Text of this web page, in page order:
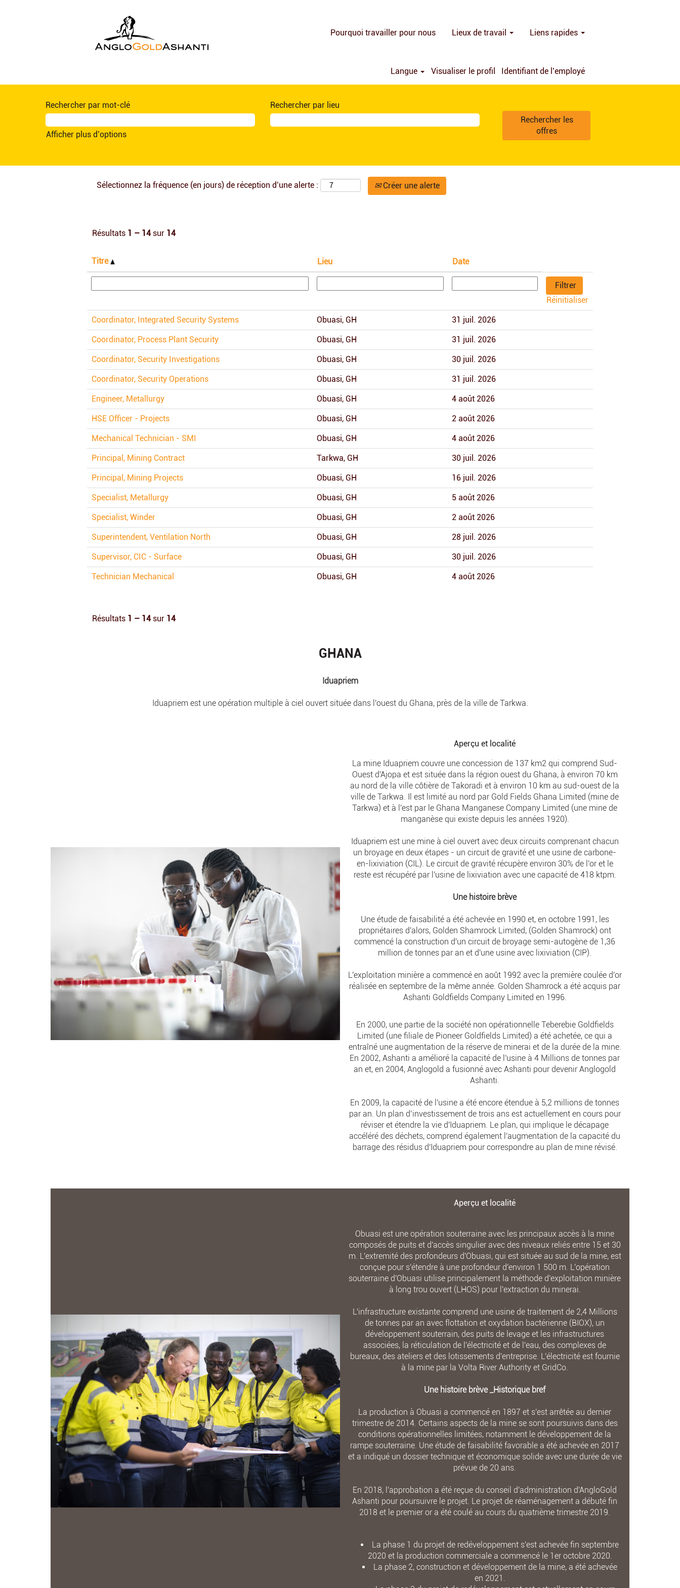
Pourquoi travailler pour nous Lieux de travail Liens rapides
Langue Visualiser le profil Identifiant de l’employé
Rechercher par mot-clé Rechercher par lieu
Afficher plus d’options
Sélectionnez la fréquence (en jours) de réception d’une alerte : Créer une alerte
Résultats 1 – 14sur 14
Titre Lieu Date
Réinitialiser
Coordinator, Integrated Security Systems Obuasi, GH 31 juil. 2026
Coordinator, Process Plant Security Obuasi, GH 31 juil. 2026
Coordinator, Security Investigations Obuasi, GH 30 juil. 2026
Coordinator, Security Operations Obuasi, GH 31 juil. 2026
Engineer, Metallurgy Obuasi, GH 4 août 2026
HSE Officer - Projects Obuasi, GH 2 août 2026
Mechanical Technician - SMI Obuasi, GH 4 août 2026
Principal, Mining Contract Tarkwa, GH 30 juil. 2026
Principal, Mining Projects Obuasi, GH 16 juil. 2026
Specialist, Metallurgy Obuasi, GH 5 août 2026
Specialist, Winder Obuasi, GH 2 août 2026
Superintendent, Ventilation North Obuasi, GH 28 juil. 2026
Supervisor, CIC - Surface Obuasi, GH 30 juil. 2026
Technician Mechanical Obuasi, GH 4 août 2026
Résultats 1 – 14sur 14
GHANA
Iduapriem
Iduapriem est une opération multiple à ciel ouvert située dans l'ouest du Ghana, près de la ville de Tarkwa.
Aperçu et localité
La mine Iduapriem couvre une concession de 137 km2 qui comprend Sud-
Ouest d'Ajopa et est située dans la région ouest du Ghana, à environ 70 km
au nord de la ville côtière de Takoradi et à environ 10 km au sud-ouest de la
ville de Tarkwa. Il est limité au nord par Gold Fields Ghana Limited (mine de
Tarkwa) et à l'est par le Ghana Manganese Company Limited (une mine de
manganèse qui existe depuis les années 1920).
Iduapriem est une mine à ciel ouvert avec deux circuits comprenant chacun
un broyage en deux étapes - un circuit de gravité et une usine de carbone-
en-lixiviation (CIL). Le circuit de gravité récupère environ 30% de l'or et le
reste est récupéré par l'usine de lixiviation avec une capacité de 418 ktpm.
Une histoire brève
Une étude de faisabilité a été achevée en 1990 et, en octobre 1991, les
propriétaires d'alors, Golden Shamrock Limited, (Golden Shamrock) ont
commencé la construction d'un circuit de broyage semi-autogène de 1,36
million de tonnes par an et d'une usine avec lixiviation (CIP).
L'exploitation minière a commencé en août 1992 avec la première coulée d'or
réalisée en septembre de la même année. Golden Shamrock a été acquis par
Ashanti Goldfields Company Limited en 1996.
En 2000, une partie de la société non opérationnelle Teberebie Goldfields
Limited (une filiale de Pioneer Goldfields Limited) a été achetée, ce qui a
entraîné une augmentation de la réserve de minerai et de la durée de la mine.
En 2002, Ashanti a amélioré la capacité de l'usine à 4 Millions de tonnes par
an et, en 2004, Anglogold a fusionné avec Ashanti pour devenir Anglogold
Ashanti.
En 2009, la capacité de l'usine a été encore étendue à 5,2 millions de tonnes
par an. Un plan d’investissement de trois ans est actuellement en cours pour
réviser et étendre la vie d'Iduapriem. Le plan, qui implique le décapage
accéléré des déchets, comprend également l'augmentation de la capacité du
barrage des résidus d'Iduapriem pour correspondre au plan de mine révisé.
Aperçu et localité
Obuasi est une opération souterraine avec les principaux accès à la mine
composés de puits et d'accès singulier avec des niveaux reliés entre 15 et 30
m. L'extremité des profondeurs d'Obuasi, qui est située au sud de la mine, est
conçue pour s'étendre à une profondeur d'environ 1 500 m. L'opération
souterraine d'Obuasi utilise principalement la méthode d'exploitation minière
à long trou ouvert (LHOS) pour l'extraction du minerai.
L'infrastructure existante comprend une usine de traitement de 2,4 Millions
de tonnes par an avec flottation et oxydation bactérienne (BIOX), un
développement souterrain, des puits de levage et les infrastructures
associées, la réticulation de l'électricité et de l'eau, des complexes de
bureaux, des ateliers et des lotissements d'entreprise. L'électricité est fournie
à la mine par la Volta River Authority et GridCo.
Une histoire brève _Historique bref
La production à Obuasi a commencé en 1897 et s'est arrêtée au dernier
trimestre de 2014. Certains aspects de la mine se sont poursuivis dans des
conditions opérationnelles limitées, notamment le développement de la
rampe souterraine. Une étude de faisabilité favorable a été achevée en 2017
et a indiqué un dossier technique et économique solide avec une durée de vie
prévue de 20 ans.
En 2018, l'approbation a été reçue du conseil d'administration d'AngloGold
Ashanti pour poursuivre le projet. Le projet de réaménagement a débuté fin
2018 et le premier or a été coulé au cours du quatrième trimestre 2019.
La phase 1 du projet de redéveloppement s'est achevée fin septembre
2020 et la production commerciale a commencé le 1er octobre 2020.
La phase 2, construction et développement de la mine, a été achevée
en 2021.